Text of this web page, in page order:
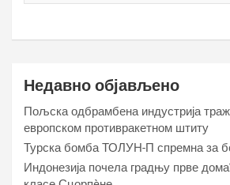
Недавно објављено
Пољска одбрамбена индустрија
европском противракетном штиту
Турска бомба ТОЛУН-П спремна за
Индонезија почела градњу прве